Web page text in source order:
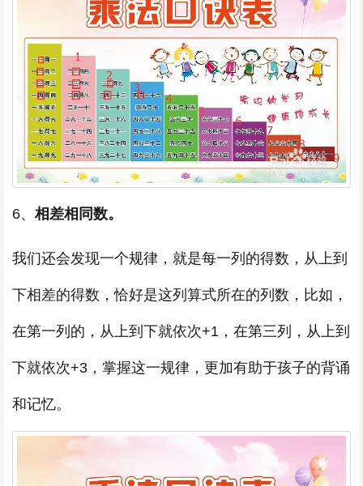
6、 相差相同数。
我们还会发现一个规律，就是每一列的得数，从上到
下相差的得数，恰好是这列算式所在的列数，比如，
在第一列的，从上到下就依次+1，在第三列，从上到
下就依次+3，掌握这一规律，更加有助于孩子的背诵
和记忆。